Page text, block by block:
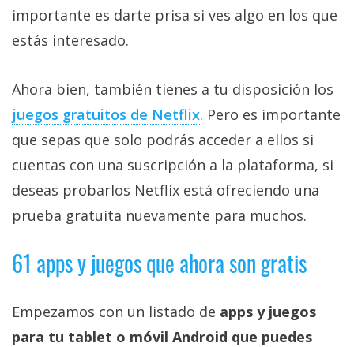
importante es darte prisa si ves algo en los que
estás interesado.
Ahora bien, también tienes a tu disposición los
juegos gratuitos de Netflix‎. Pero es importante
que sepas que solo podrás acceder a ellos si
cuentas con una suscripción a la plataforma, si
deseas probarlos Netflix está ofreciendo una
prueba gratuita nuevamente para muchos.
61 apps y juegos que ahora son gratis
Empezamos con un listado de apps y juegos
para tu tablet o móvil Android que puedes